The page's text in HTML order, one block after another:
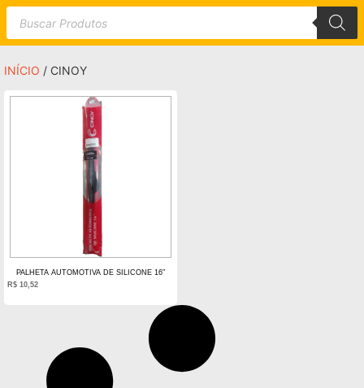
INÍCIO / CINOY
PALHETA AUTOMOTIVA DE SILICONE 16″
R$ 10,52